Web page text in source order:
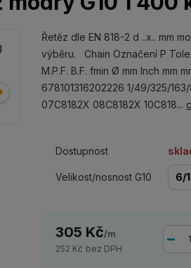
Řetěz dle EN 818-2 d ..x.. mm
výběru. Chain Označení P
M.P.F. B.F. fmin Ø mm Inch mm
678101316202226 1/49/325/
07C8182X 08C8182X 10C818...
Dostupnost
Velikost/nosnost G10
305 Kč/m
252 Kč bez DPH